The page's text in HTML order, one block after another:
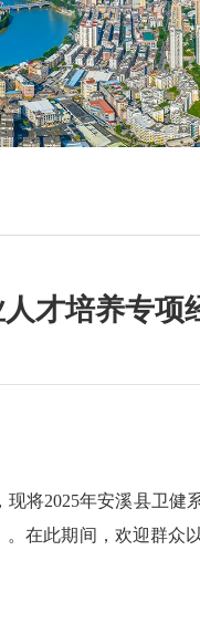
才培养专项
现将2025年安溪县卫健
在此期间，欢迎群众